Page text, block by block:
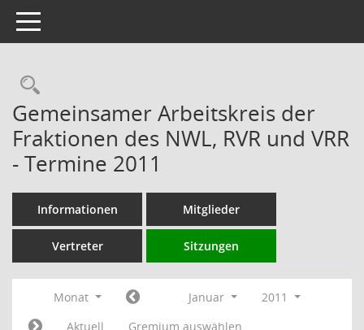
Toggle navigation
Rechercheauswahl
Gemeinsamer Arbeitskreis der
Fraktionen des NWL, RVR und VRR
- Termine 2011
Informationen Mitglieder
Vertreter Sitzungen
Monat Januar
2011
Aktuell
Gremium auswählen